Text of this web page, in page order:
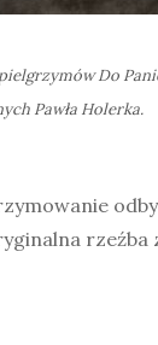
Do
Pawła Holerka.
rzeźba